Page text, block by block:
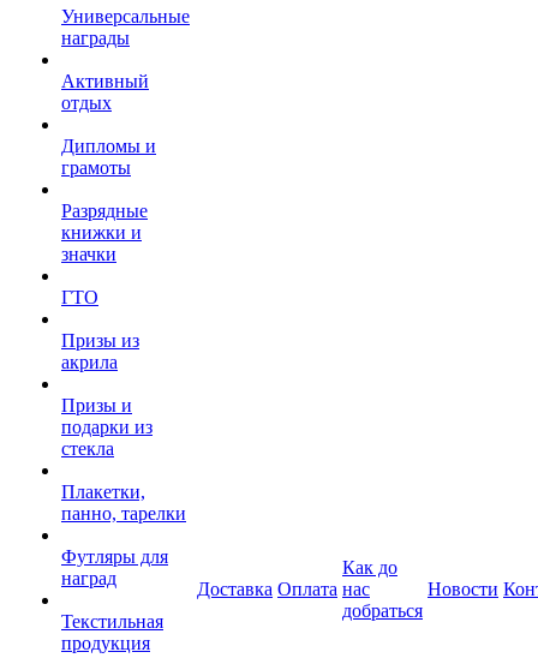
Универсальные
награды
Активный
отдых
Дипломы и
грамоты
Разрядные
книжки и
значки
ГТО
Призы из
акрила
Призы и
подарки из
стекла
Плакетки,
панно, тарелки
Футляры для
наград
Текстильная
продукция
Доставка Оплата
Как до
нас
добраться
Новости